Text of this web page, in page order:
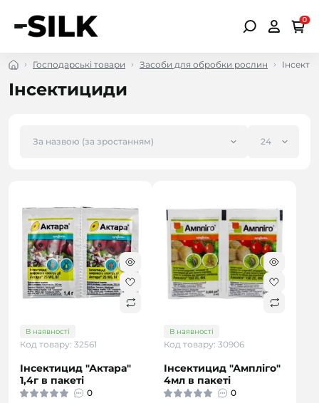
0
Господарські товари Засоби для обробки рослин
Інсектициди
В наявності
Код товару: 32561
Інсектицид "Актара"
1,4г в пакеті
0
В наявності
Код товару: 30906
Інсектицид "Ампліго"
4мл в пакеті
0